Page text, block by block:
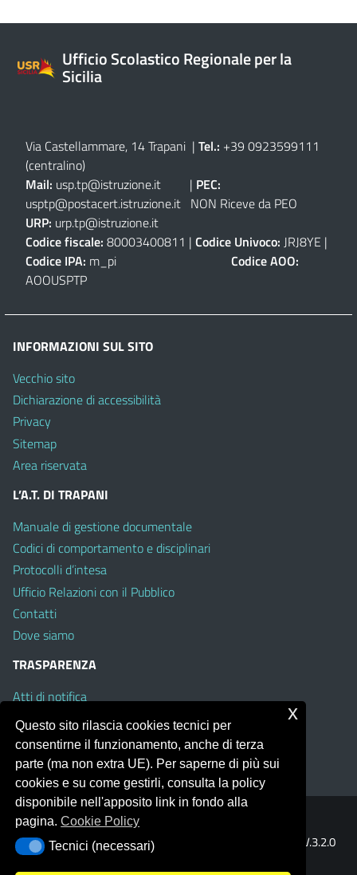
Ufficio Scolastico Regionale per la
Sicilia
Via Castellammare, 14 Trapani | Tel.: +39 0923599111
(centralino)
Mail: usp.tp@istruzione.it | PEC:
usptp@postacert.istruzione.it NON Riceve da PEO
URP: urp.tp@istruzione.it
Codice fiscale: 80003400811 | Codice Univoco: JRJ8YE |
Codice IPA: m_pi Codice AOO:
AOOUSPTP
INFORMAZIONI SUL SITO
Vecchio sito
Dichiarazione di accessibilità
Privacy
Sitemap
Area riservata
L’A.T. DI TRAPANI
Manuale di gestione documentale
Codici di comportamento e disciplinari
Protocolli d’intesa
Ufficio Relazioni con il Pubblico
Contatti
Dove siamo
TRASPARENZA
Atti di notifica
Albo on line
Amministrazione Trasparente
Obiettivi di Accessibilità
Portale realizzato con la piattaforma
Template Italia configurato sul tema accessibile
V.3.2.0
(Mizar)
Questo sito rilascia cookies tecnici per
consentirne il funzionamento, anche di terza
parte (ma non extra UE). Per saperne di più sui
cookies e su come gestirli, consulta la policy
disponibile nell'apposito link in fondo alla
pagina.Cookie Policy
Tecnici (necessari)
Tecnici (necessari)
x